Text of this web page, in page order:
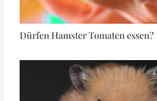
Dürfen Hamster Tomaten essen?